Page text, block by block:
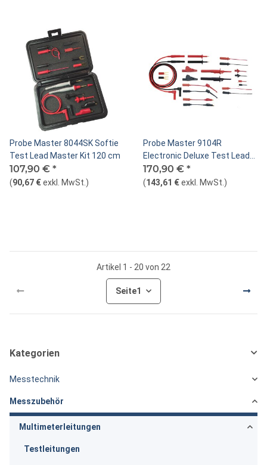
Probe Master 8044SK Softie
Test Lead Master Kit 120 cm
107,90 € *
(90,67 €exkl. MwSt. )
Probe Master 9104R
Electronic Deluxe Test Lead
Kit, 48"/120 cm
170,90 € *
(143,61 €exkl. MwSt. )
Artikel 1 - 20 von 22
Seite1
Kategorien
Messtechnik
Messzubehör
Multimeterleitungen
Testleitungen